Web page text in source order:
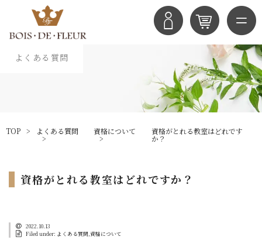
よくある質問
TOP よくある質問 資格について 資格がとれる教室はどれです
か？
資格がとれる教室はどれですか？
2022.10.13
Filed under: よくある質問,資格について